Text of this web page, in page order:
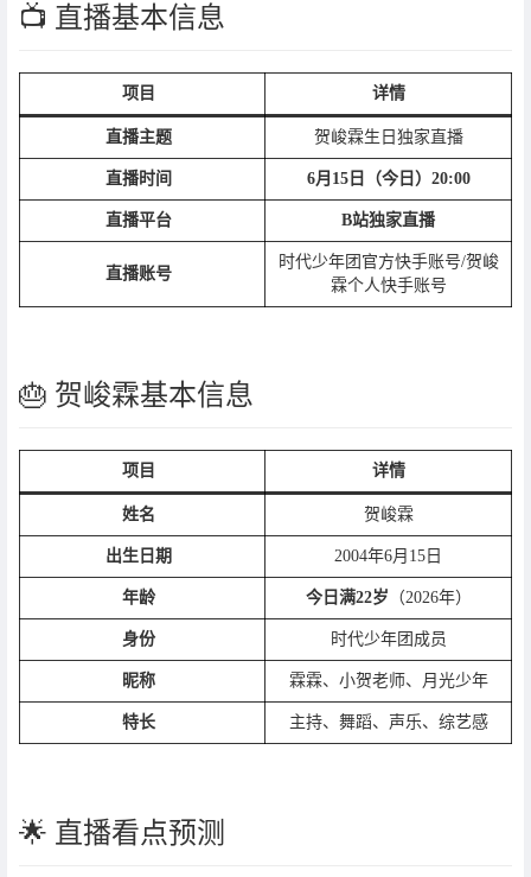
📺 直播基本信息
项目 详情
直播主题 贺峻霖生日独家直播
直播时间 6月15日（今日）20:00
直播平台 B站独家直播
直播账号
时代少年团官方快手账号/贺峻
霖个人快手账号
🎂 贺峻霖基本信息
项目 详情
姓名 贺峻霖
出生日期 2004年6月15日
年龄 今日满22岁 （2026年）
身份 时代少年团成员
昵称 霖霖、小贺老师、月光少年
特长 主持、舞蹈、声乐、综艺感
🌟 直播看点预测